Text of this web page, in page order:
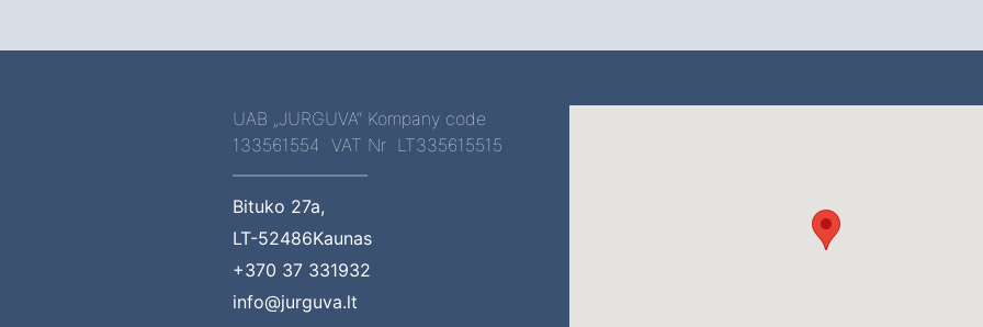
UAB „JURGUVA“ Kompany code
133561554 VAT Nr LT335615515
Bituko 27a,
LT-52486Kaunas
+370 37 331932
info@jurguva.lt